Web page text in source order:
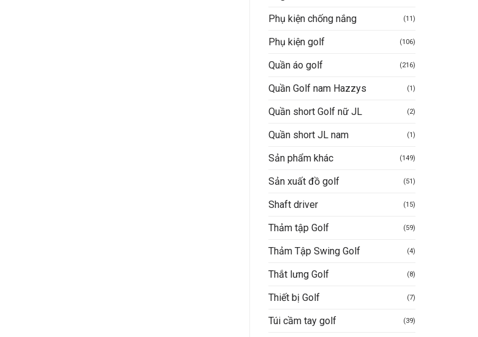
Phụ kiện chống nắng (11)
Phụ kiện golf (106)
Quần áo golf (216)
Quần Golf nam Hazzys (1)
Quần short Golf nữ JL (2)
Quần short JL nam (1)
Sản phẩm khác (149)
Sản xuất đồ golf (51)
Shaft driver (15)
Thảm tập Golf (59)
Thảm Tập Swing Golf (4)
Thắt lưng Golf (8)
Thiết bị Golf (7)
Túi cầm tay golf (39)